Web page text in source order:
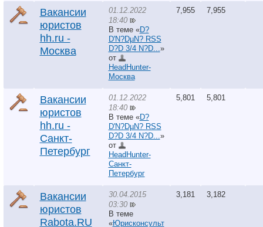
Вакансии
юристов
hh.ru -
Москва
01.12.2022
18:40
В теме «D?
D'N?DµN? RSS
D?D 3/4 N?D... »
от
HeadHunter-
Москва
7,955 7,955
Вакансии
юристов
hh.ru -
Санкт-
Петербург
01.12.2022
18:40
В теме «D?
D'N?DµN? RSS
D?D 3/4 N?D... »
от
HeadHunter-
Санкт-
Петербург
5,801 5,801
Вакансии
юристов
Rabota.RU
30.04.2015
03:30
В теме
«Юрисконсульт
3,181 3,182